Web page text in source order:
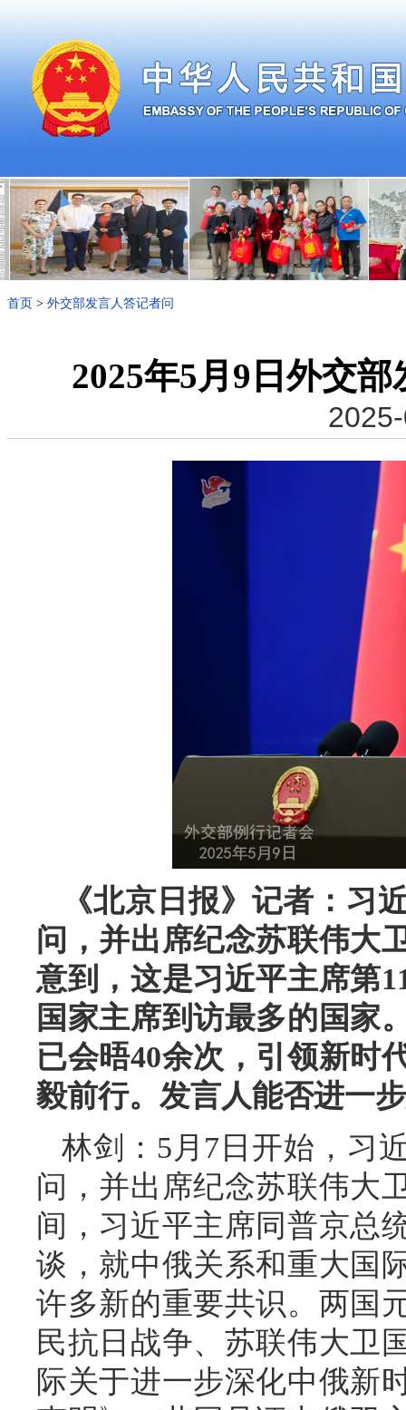
首页 > 外交部发言人答记者问
2025年5月9日外交
《北京日报》记者：习
问，并出席纪念苏联伟大
意到，这是习近平主席第
国家主席到访最多的国家
已会晤40余次，引领新时
毅前行。发言人能否进一
林剑：5月7日开始，习
问，并出席纪念苏联伟大
间，习近平主席同普京总
谈，就中俄关系和重大国
许多新的重要共识。两国
民抗日战争、苏联伟大卫
际关于进一步深化中俄新